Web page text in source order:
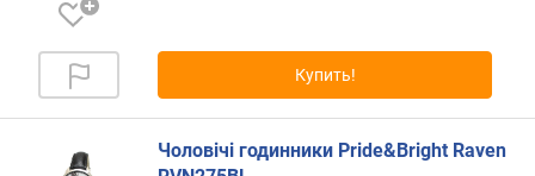
д
ш
Купить!
Чоловічі годинники Pride&Bright Raven